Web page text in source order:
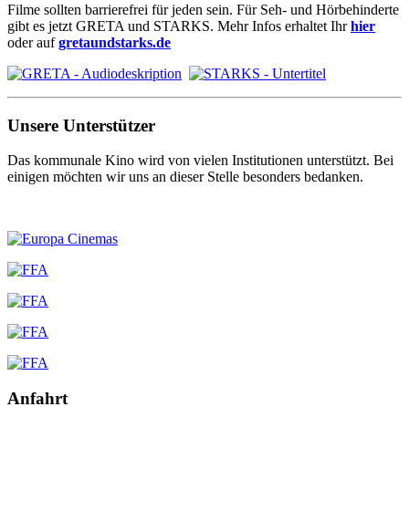
Filme sollten barrierefrei für jeden sein. Für Seh- und Hörbehinderte
gibt es jetzt GRETA und STARKS. Mehr Infos erhaltet Ihrhier
oder aufgretaundstarks.de
Unsere Unterstützer
Das kommunale Kino wird von vielen Institutionen unterstützt. Bei
einigen möchten wir uns an dieser Stelle besonders bedanken.
Anfahrt